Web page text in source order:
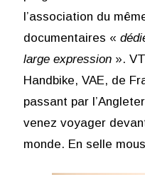
l’association du
documentaires «
large expression».
Handbike, VAE, de
passant par
venez voyager
monde. En selle